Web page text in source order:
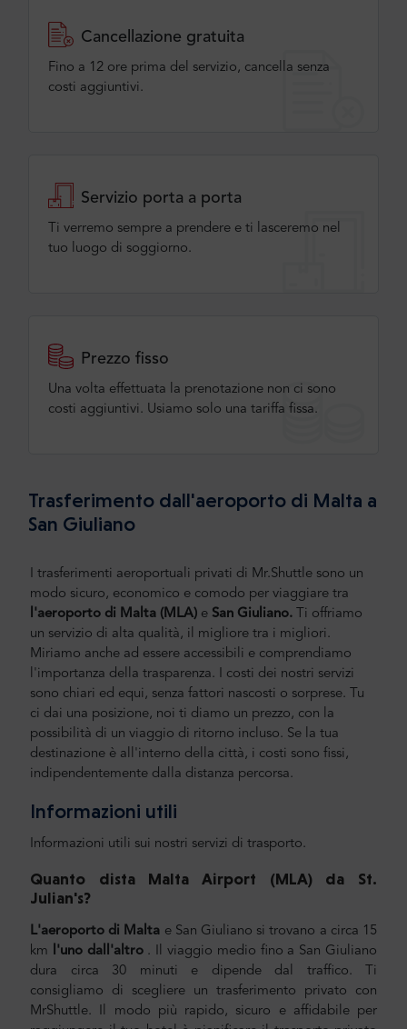
Cancellazione gratuita
Fino a 12 ore prima del servizio, cancella senza
costi aggiuntivi.
Servizio porta a porta
Ti verremo sempre a prendere e ti lasceremo nel
tuo luogo di soggiorno.
Prezzo fisso
Una volta effettuata la prenotazione non ci sono
costi aggiuntivi. Usiamo solo una tariffa fissa.
Trasferimento dall'aeroporto di Malta a
San Giuliano
I trasferimenti aeroportuali privati di Mr.Shuttle sono un
modo sicuro, economico e comodo per viaggiare tra
l'aeroporto di Malta (MLA) e San Giuliano. Ti offriamo
un servizio di alta qualità, il migliore tra i migliori.
Miriamo anche ad essere accessibili e comprendiamo
l'importanza della trasparenza. I costi dei nostri servizi
sono chiari ed equi, senza fattori nascosti o sorprese. Tu
ci dai una posizione, noi ti diamo un prezzo, con la
possibilità di un viaggio di ritorno incluso. Se la tua
destinazione è all'interno della città, i costi sono fissi,
indipendentemente dalla distanza percorsa.
Informazioni utili
Informazioni utili sui nostri servizi di trasporto.
Quanto dista Malta Airport (MLA) da St.
Julian's?
L'aeroporto di Malta e San Giuliano si trovano a circa 15
km
l'uno dall'altro. Il viaggio medio fino a San Giuliano
dura circa 30 minuti e dipende dal traffico. Ti
consigliamo di scegliere un trasferimento privato con
MrShuttle. Il modo più rapido, sicuro e affidabile per